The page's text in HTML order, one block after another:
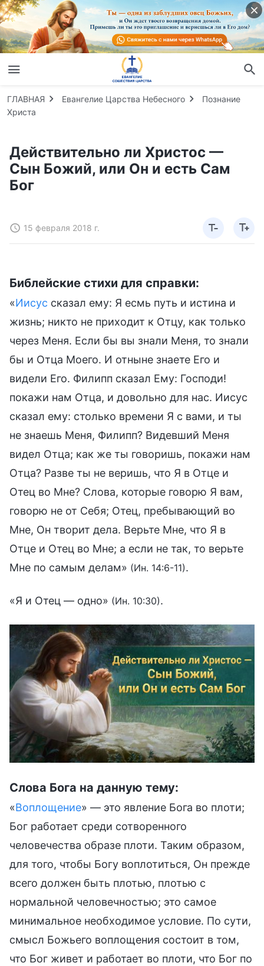
ГЛАВНАЯ Евангелие Царства Небесного
Познание
Христа
Действительно ли Христос —
Сын Божий, или Он и есть Сам
Бог
15 февраля 2018 г.
Библейские стихи для справки:
«Иисус сказал ему: Я есмь путь и истина и
жизнь; никто не приходит к Отцу, как только
через Меня. Если бы вы знали Меня, то знали
бы и Отца Моего. И отныне знаете Его и
видели Его. Филипп сказал Ему: Господи!
покажи нам Отца, и довольно для нас. Иисус
сказал ему: столько времени Я с вами, и ты
не знаешь Меня, Филипп? Видевший Меня
видел Отца; как же ты говоришь, покажи нам
Отца? Разве ты не веришь, что Я в Отце и
Отец во Мне? Слова, которые говорю Я вам,
говорю не от Себя; Отец, пребывающий во
Мне, Он творит дела. Верьте Мне, что Я в
Отце и Отец во Мне; а если не так, то верьте
Мне по самым делам» (Ин. 14:6-11).
«Я и Отец — одно» (Ин. 10:30).
Слова Бога на данную тему:
«Воплощение» — это явление Бога во плоти;
Бог работает среди сотворенного
человечества образе плоти. Таким образом,
для того, чтобы Богу воплотиться, Он прежде
всего должен быть плотью, плотью с
нормальной человечностью; это самое
минимальное необходимое условие. По сути,
смысл Божьего воплощения состоит в том,
что Бог живет и работает во плоти, что Бог по